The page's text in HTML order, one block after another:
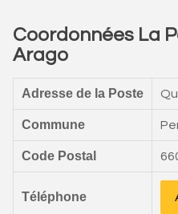
Coordonnées La
Arago
Adresse de la Poste
Commune
Code Postal
Téléphone